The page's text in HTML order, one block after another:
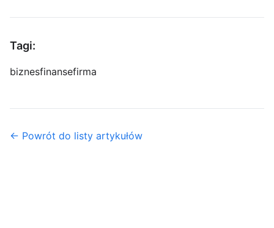
Tagi:
biznesfinansefirma
← Powrót do listy artykułów